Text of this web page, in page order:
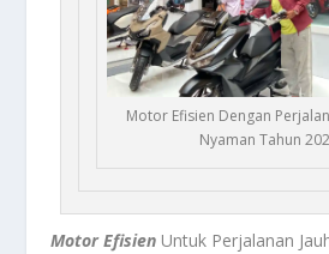
Motor Efisien Dengan
Nyaman Tahun
Motor Efisien Untuk Perjalanan